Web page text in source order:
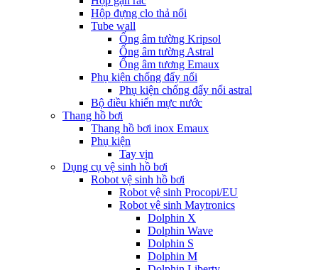
Hộp đựng clo thả nổi
Tube wall
Ống âm tường Kripsol
Ống âm tường Astral
Ống âm tương Emaux
Phụ kiện chống đẩy nổi
Phụ kiện chống đẩy nổi astral
Bộ điều khiển mực nước
Thang hồ bơi
Thang hồ bơi inox Emaux
Phụ kiện
Tay vịn
Dụng cụ vệ sinh hồ bơi
Robot vệ sinh hồ bơi
Robot vệ sinh Procopi/EU
Robot vệ sinh Maytronics
Dolphin X
Dolphin Wave
Dolphin S
Dolphin M